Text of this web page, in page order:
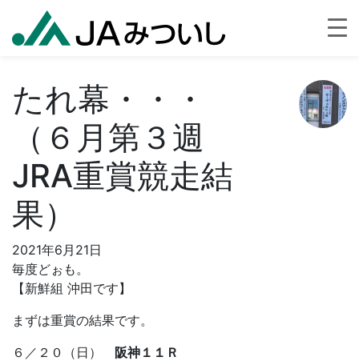
たれ幕・・・
（６月第３週
JRA重賞競走結
果）
2021年6月21日
毎度どぉも。
【新鮮組 沖田です】
まずは重賞の結果です。
６／２０（日） 阪神１１Ｒ